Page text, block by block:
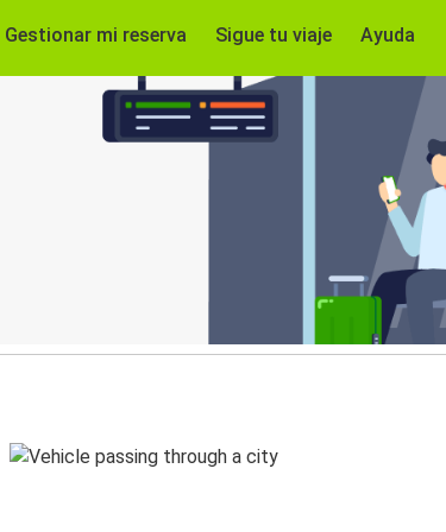
Gestionar mi reserva Sigue tu viaje Ayuda